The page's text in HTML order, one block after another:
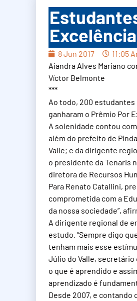
8 Jun 2017
11:05
Aiandra Alves Mariano
Víctor Belmonte
***
Ao todo, 200 estudantes
ganharam o Prêmio Por
A solenidade contou
além do prefeito de
Valle; e da dirigente
o presidente da Tenaris
diretora de Recursos
Para Renato Catallini,
comprometida com a
da nossa sociedade”,
A dirigente regional de
estudo. “Sempre digo
tenham mais esse
Júlio do Valle, secretário
o que é aprendido e
aprendizado é
Desde 2007, e contando